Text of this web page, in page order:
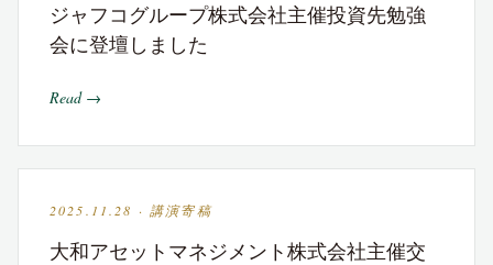
ジャフコグループ株式会社主催投資先勉強
会に登壇しました
Read →
2025.11.28 · 講演寄稿
大和アセットマネジメント株式会社主催交